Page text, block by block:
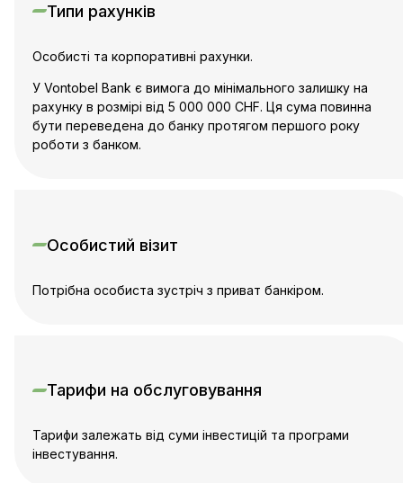
Типи рахунків
Особисті та корпоративні рахунки.
У Vontobel Bank є вимога до мінімального залишку на
рахунку в розмірі від 5 000 000 CHF. Ця сума повинна
бути переведена до банку протягом першого року
роботи з банком.
Особистий візит
Потрібна особиста зустріч з приват банкіром.
Тарифи на обслуговування
Тарифи залежать від суми інвестицій та програми
інвестування.